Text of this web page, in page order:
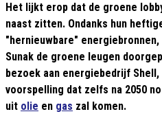
Het lijkt erop dat de groene
naast zitten. Ondanks hun
"hernieuwbare"
Sunak de groene leugen
bezoek aan energiebedrijf
voorspelling dat zelfs na 2050
uit olie en gas zal komen.